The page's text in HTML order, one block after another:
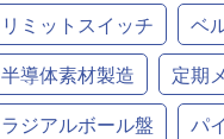
リミットスイッチ
ベ
半導体素材製造
定期
ラジアルボール盤
パ